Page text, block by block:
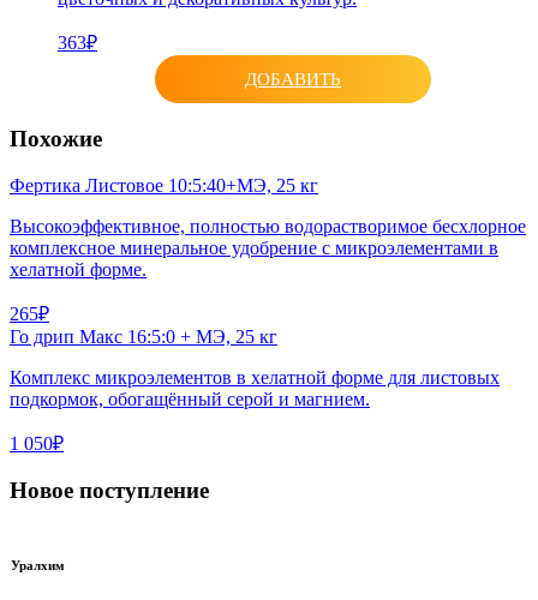
363₽
ДОБАВИТЬ
Похожие
Фертика Листовое 10:5:40+МЭ, 25 кг
Высокоэффективное, полностью водорастворимое бесхлорное
комплексное минеральное удобрение с микроэлементами в
хелатной форме.
265₽
Го дрип Макс 16:5:0 + МЭ, 25 кг
Комплекс микроэлементов в хелатной форме для листовых
подкормок, обогащённый серой и магнием.
1 050₽
Новое поступление
Уралхим